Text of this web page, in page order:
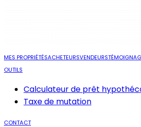
MES PROPRIÉTÉSACHETEURSVENDEURS
OUTILS
Calculateur de prêt
Taxe de mutation
CONTACT